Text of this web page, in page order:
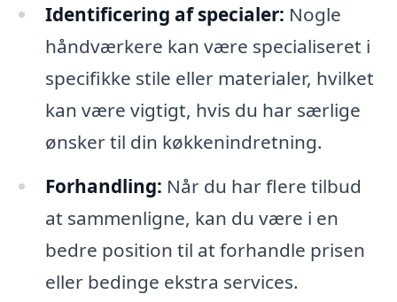
Identificering af specialer: Nogle
håndværkere kan være specialiseret i
specifikke stile eller materialer, hvilket
kan være vigtigt, hvis du har særlige
ønsker til din køkkenindretning.
Forhandling: Når du har flere tilbud
at sammenligne, kan du være i en
bedre position til at forhandle prisen
eller bedinge ekstra services.